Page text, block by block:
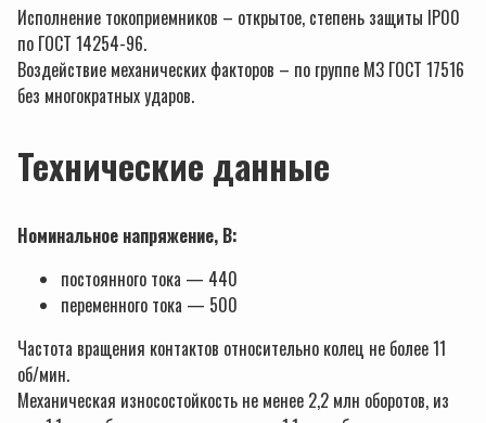
Исполнение токоприемников – открытое, степень защиты IP00
по ГОСТ 14254-96.
Воздействие механических факторов – по группе М3 ГОСТ 17516
без многократных ударов.
Технические данные
Номинальное напряжение, В:
постоянного тока — 440
переменного тока — 500
Частота вращения контактов относительно колец не более 11
об/мин.
Механическая износостойкость не менее 2,2 млн оборотов, из